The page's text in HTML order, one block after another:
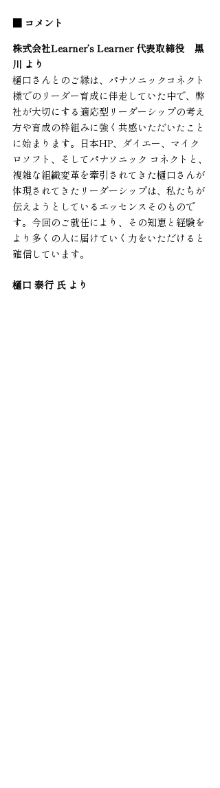
■ コメント
株式会社Learner’s Learner 代表取締役　黒
川 より
樋口さんとのご縁は、パナソニックコネクト
様でのリーダー育成に伴走していた中で、弊
社が大切にする適応型リーダーシップの考え
方や育成の枠組みに強く共感いただいたこと
に始まります。日本HP、ダイエー、マイク
ロソフト、そしてパナソニック コネクトと、
複雑な組織変革を牽引されてきた樋口さんが
体現されてきたリーダーシップは、私たちが
伝えようとしているエッセンスそのもので
す。今回のご就任により、その知恵と経験を
より多くの人に届けていく力をいただけると
確信しています。
樋口 泰行 氏 より